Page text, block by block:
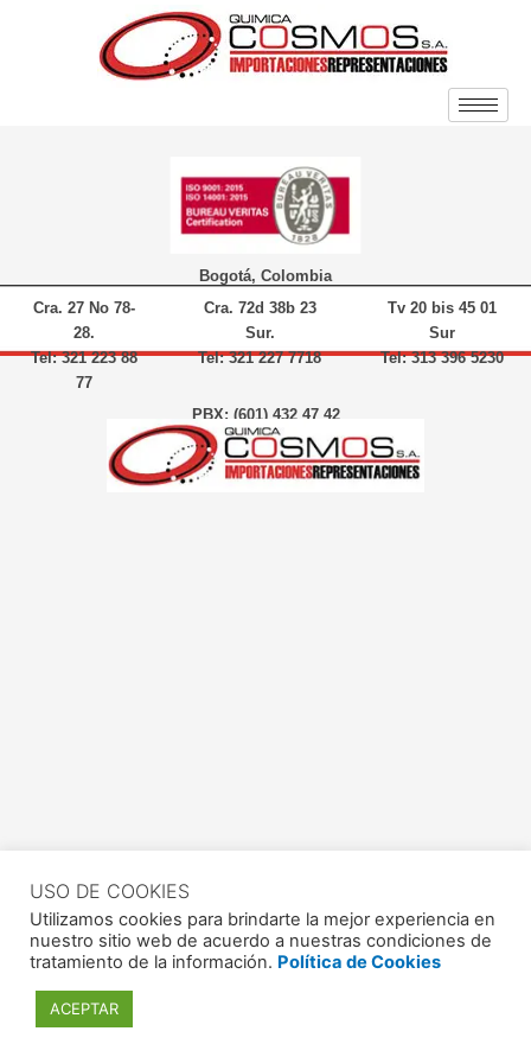
Bogotá, Colombia
Cra. 27 No 78-
28.
Tel: 321 223 88
77
Cra. 72d 38b 23
Sur.
Tel: 321 227 7718
Tv 20 bis 45 01
Sur
Tel: 313 396 5230
PBX: (601) 432 47 42
USO DE COOKIES
Utilizamos cookies para brindarte la mejor experiencia en
nuestro sitio web de acuerdo a nuestras condiciones de
tratamiento de la información. Política de Cookies
ACEPTAR